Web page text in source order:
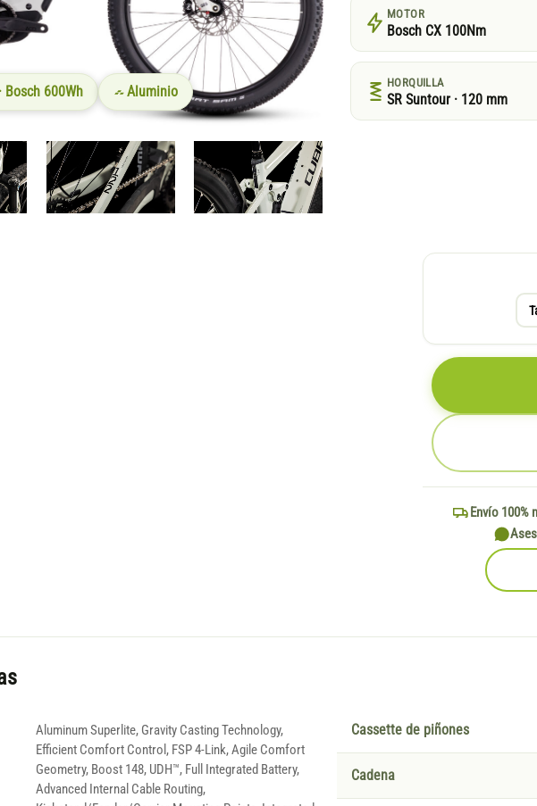
Bosch 600Wh Aluminio
MOTOR
Bosch CX 100Nm
HORQUILLA
SR Suntour · 120 mm
Envío 100%
Aluminum Superlite, Gravity Casting Technology,
Efficient Comfort Control, FSP 4-Link, Agile Comfort
Geometry, Boost 148, UDH™, Full Integrated Battery,
Advanced Internal Cable Routing,
Cassette de piñones
Cadena